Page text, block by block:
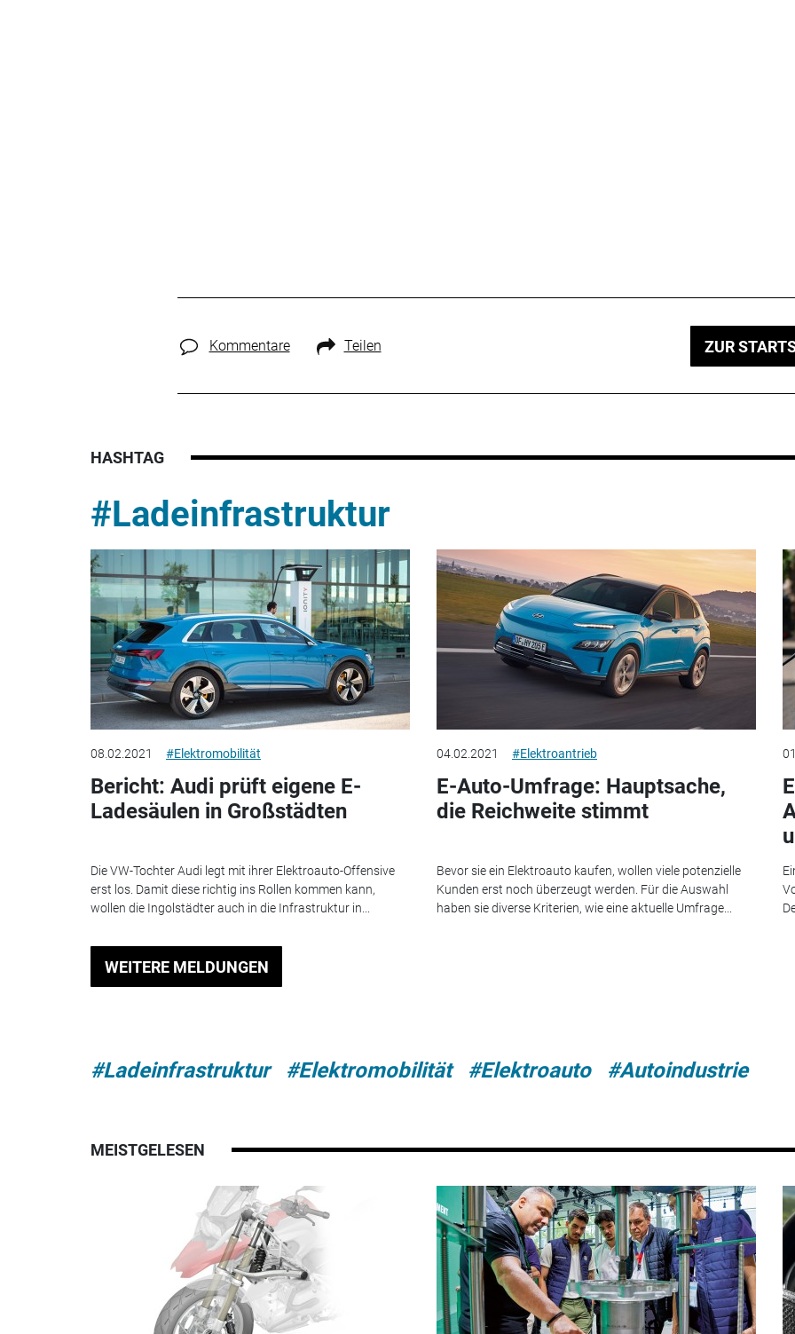
Kommentare Teilen ZUR
HASHTAG
#Ladeinfrastruktur
08.02.2021 #Elektromobilität
Bericht: Audi prüft eigene E-
Ladesäulen in Großstädten
Die VW-Tochter Audi legt mit ihrer Elektroauto-Offensive
erst los. Damit diese richtig ins Rollen kommen kann,
wollen die Ingolstädter auch in die Infrastruktur in...
04.02.2021 #Elektroantrieb
E-Auto-Umfrage: Hauptsache,
die Reichweite stimmt
Bevor sie ein Elektroauto kaufen, wollen viele potenzielle
Kunden erst noch überzeugt werden. Für die Auswahl
haben sie diverse Kriterien, wie eine aktuelle Umfrage...
WEITERE MELDUNGEN
#Ladeinfrastruktur #Elektromobilität #Elektroauto #Autoindustrie
MEISTGELESEN